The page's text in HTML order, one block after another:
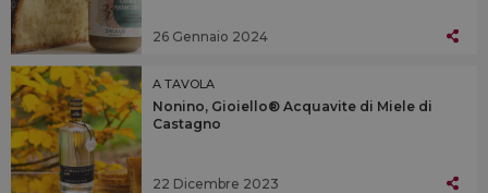
26 Gennaio 2024
A TAVOLA
Nonino, Gioiello® Acquavite di Miele di
Castagno
22 Dicembre 2023